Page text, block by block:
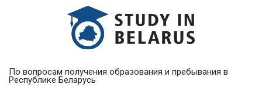
По вопросам получения образования и пребывания в
Республике Беларусь